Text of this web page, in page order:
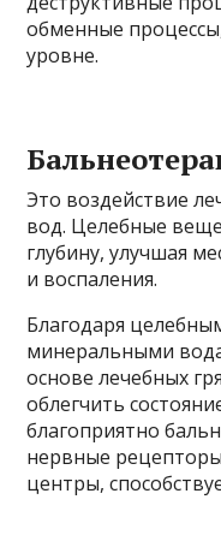
обменные
уровне.
Это воздействие
вод. Целебные
глубину, улучшая
и воспаления.
Благодаря
минеральными
основе лечебных
облегчить
благоприятно
нервные
центры,